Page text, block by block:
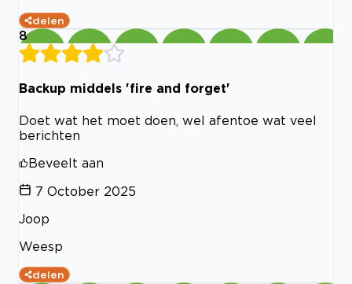
delen
8
Backup middels 'fire and forget'
Doet wat het moet doen, wel afentoe wat veel
berichten
Beveelt aan
7 October 2025
Joop
Weesp
delen